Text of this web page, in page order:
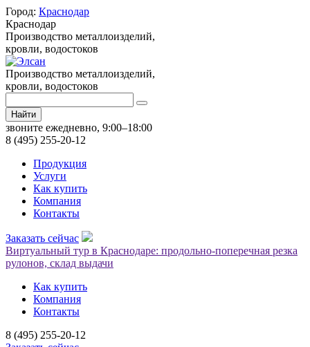
Город: Краснодар
Краснодар
Производство металлоизделий,
кровли, водостоков
Производство металлоизделий,
кровли, водостоков
Найти
звоните ежедневно, 9:00–18:00
8 (495) 255-20-12
Продукция
Услуги
Как купить
Компания
Контакты
Заказать сейчас
Виртуальный тур в Краснодаре: продольно-поперечная резка
рулонов, склад выдачи
Как купить
Компания
Контакты
8 (495) 255-20-12